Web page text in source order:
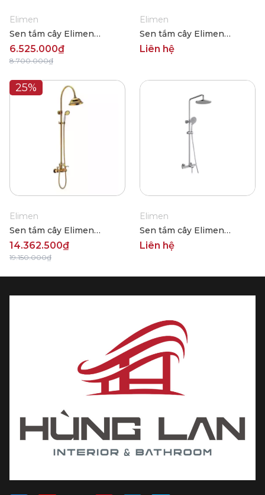
Elimen
Sen tắm cây Elimen
GY0003CP
6.525.000₫
8.700.000₫
Elimen
Sen tắm cây Elimen
G1307000
Liên hệ
25%
Elimen
Sen tắm cây Elimen
G1330407
14.362.500₫
19.150.000₫
Elimen
Sen tắm cây Elimen
G552542
Liên hệ